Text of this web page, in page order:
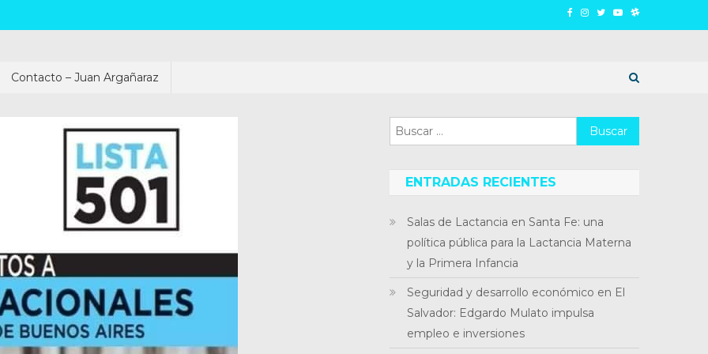
Contacto – Juan Argañaraz
Buscar:
ENTRADAS RECIENTES
Salas de Lactancia en Santa Fe: una
política pública para la Lactancia Materna
y la Primera Infancia
Seguridad y desarrollo económico en El
Salvador: Edgardo Mulato impulsa
empleo e inversiones